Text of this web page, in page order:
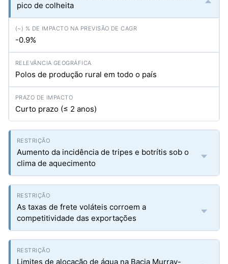
pico de colheita
-0.9%
Polos de produção rural em todo o país
Curto prazo (≤ 2 anos)
Aumento da incidência de tripes e botrítis sob o
clima de aquecimento
As taxas de frete voláteis corroem a
competitividade das exportações
Limites de alocação de água na Bacia Murray-